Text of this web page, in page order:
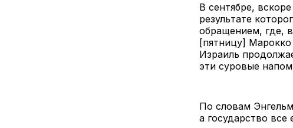
В сентябре,
результате
обращением, где,
[пятницу] Марокко
Израиль
эти суровые
По словам
а государство